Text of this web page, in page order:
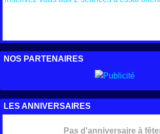
NOS PARTENAIRES
LES ANNIVERSAIRES
Pas d'anniversaire à